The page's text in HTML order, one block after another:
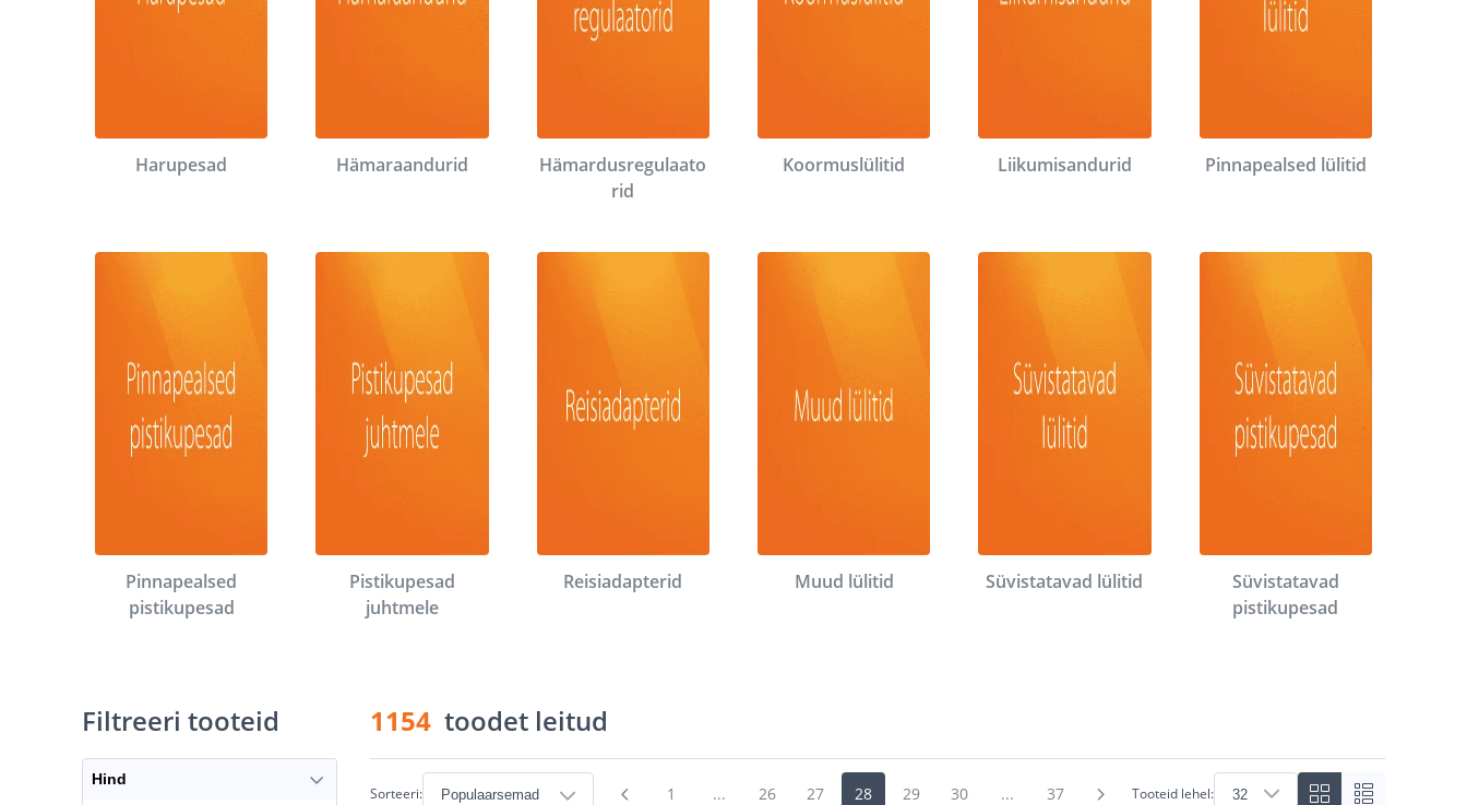
Harupesad Hämaraandurid
Hämardusregulaato
rid
Koormuslülitid Liikumisandurid Pinnapealsed lülitid
Pinnapealsed
pistikupesad
Pistikupesad
juhtmele
Reisiadapterid Muud lülitid Süvistatavad lülitid
Süvistatavad
pistikupesad
1154 toodet leitud
Sorteeri: 1 ... 26 27 28 29 30 ... 37 Tooteid lehel:
Filtreeri tooteid
Hind